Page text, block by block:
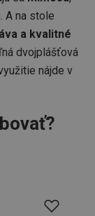
A na stole
a kvalitné
dvojplášťová
nájde v